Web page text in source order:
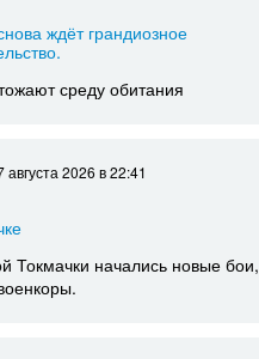
ждёт грандиозное
среду обитания
августа 2026в 22:41
Токмачки начались новые бои,